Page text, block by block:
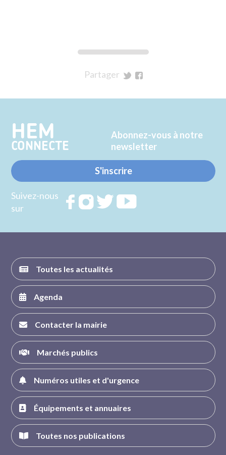
Partager
Twitter
Facebook
HEM
CONNECTE
Abonnez-vous à notre
newsletter
S'inscrire
Suivez-nous
sur
RejoignezRejoignezRejoignez
Toutes les actualités
Agenda
Contacter la mairie
Marchés publics
Numéros utiles et d'urgence
Équipements et annuaires
Toutes nos publications